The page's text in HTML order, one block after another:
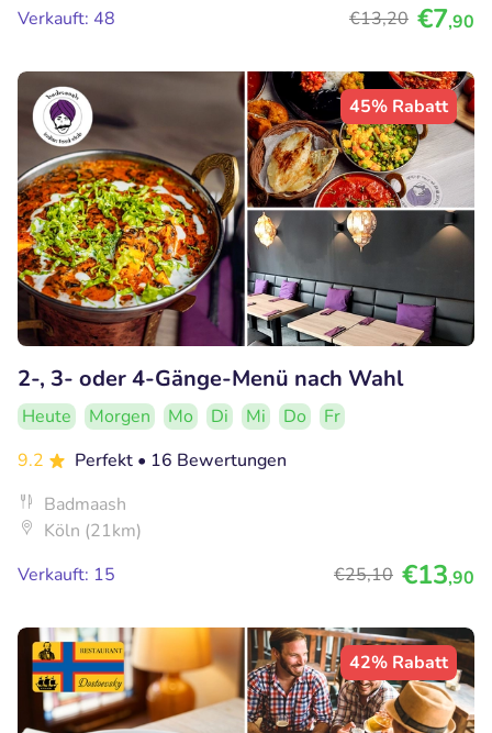
Verkauft: 48
€13,20 €7,90
45% Rabatt
2-, 3- oder 4-Gänge-Menü nach Wahl
Heute Morgen Mo Di Mi Do
Fr
9.2
Perfekt • 16 Bewertungen
Badmaash
Köln (21km)
Verkauft: 15
€25,10 €13,90
42% Rabatt